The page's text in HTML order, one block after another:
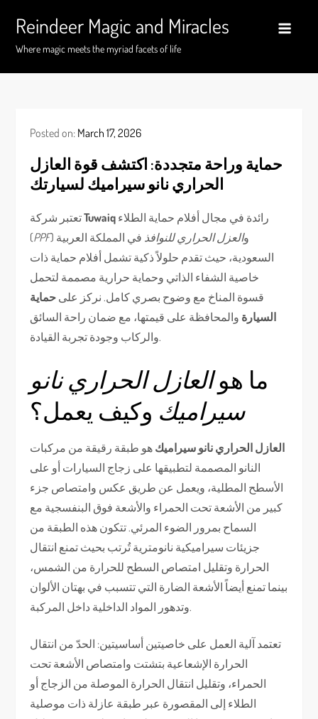
content
Reindeer Magic and Miracles
Where magic meets the myriad facets of life
Posted on: March 17, 2026
حماية وراحة متجددة: اكتشف قوة العازل
الحراري نانو سيراميك لسيارتك
تعتبر شركةTuwaiq
(PPF ) والعزل الحراري للنوافذ في المملكة العربية
السعودية، حيث تقدم حلولاً ذكية تشمل أفلام حماية ذات
خاصية الشفاء الذاتي وحماية حرارية مصممة لتحمل
قسوة المناخ مع وضوح بصري كامل. نركز على حماية
السيارة والمحافظة على قيمتها، مع ضمان راحة السائق
والركاب وجودة تجربة القيادة.
ما هوالعازل الحراري نانو
سيراميك وكيف يعمل؟
العازل الحراري نانو سيراميك هو طبقة رقيقة من مركبات
النانو المصممة لتطبيقها على زجاج السيارات أو على
الأسطح المطلية، ويعمل عن طريق عكس وامتصاص جزء
كبير من الأشعة تحت الحمراء والأشعة فوق البنفسجية مع
السماح بمرور الضوء المرئي. تتكون هذه الطبقة من
جزيئات سيراميكية نانومترية تُرتب بحيث تمنع انتقال
الحرارة وتقليل امتصاص السطح للحرارة من الشمس،
بينما تمنع أيضاً الأشعة الضارة التي تتسبب في بهتان الألوان
وتدهور المواد الداخلية داخل المركبة.
تعتمد آلية العمل على خاصيتين أساسيتين: الحدّ من انتقال
الحرارة الإشعاعية بتشتت وامتصاص الأشعة تحت
الحمراء، وتقليل انتقال الحرارة الموصلة من الزجاج أو
الطلاء إلى المقصورة عبر طبقة عازلة ذات موصلية